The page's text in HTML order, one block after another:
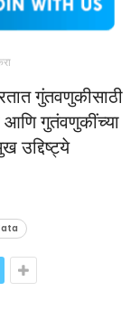
गुंतवणुकीसाठी
आणि गुतंवणुकींच्या
उद्दिष्ट्ये